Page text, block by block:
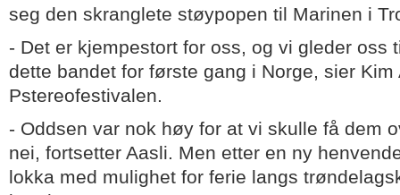
seg den skranglete støypopen til Marinen i
- Det er kjempestort for oss, og vi gleder oss
dette bandet for første gang i Norge, sier Kim
Pstereofestivalen.
- Oddsen var nok høy for at vi skulle få dem
nei, fortsetter Aasli. Men etter en ny
lokka med mulighet for ferie langs